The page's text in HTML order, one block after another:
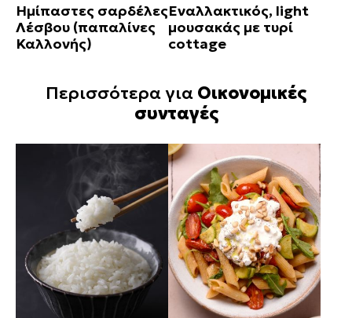
Ημίπαστες σαρδέλες
Λέσβου (παπαλίνες
Καλλονής)
Εναλλακτικός, light
μουσακάς με τυρί
cottage
Περισσότερα για Οικονομικές
συνταγές